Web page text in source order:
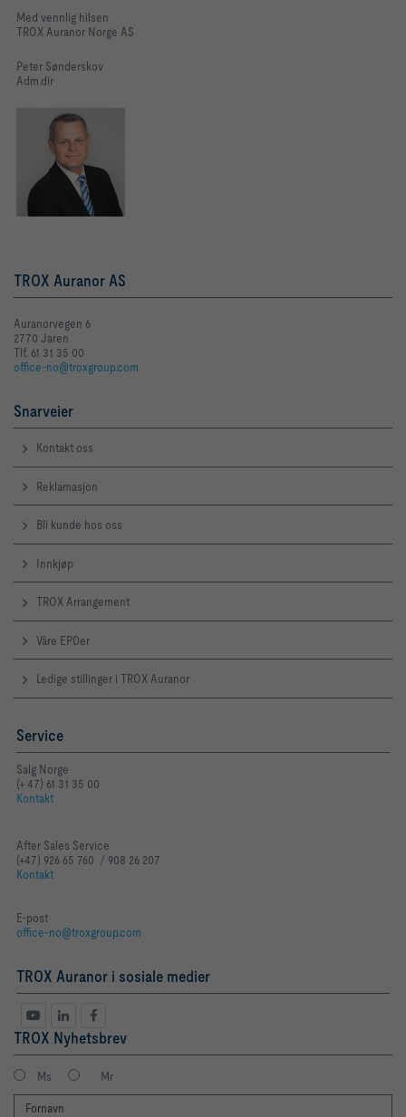
Med vennlig hilsen
TROX Auranor Norge AS
Peter Sønderskov
Adm.dir
TROX Auranor AS
Auranorvegen 6
2770 Jaren
Tlf. 61 31 35 00
office-no@troxgroup.com
Snarveier
Kontakt oss
Reklamasjon
Bli kunde hos oss
Innkjøp
TROX Arrangement
Våre EPDer
Ledige stillinger i TROX Auranor
Service
Salg Norge
(+ 47) 61 31 35 00
Kontakt
After Sales Service
(+47) 926 65 760 / 908 26 207
Kontakt
E-post
office-no@troxgroup.com
TROX Auranor i sosiale medier
TROX Nyhetsbrev
Ms Mr